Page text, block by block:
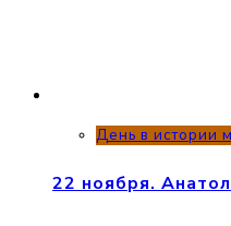
День в истории
22 ноября.